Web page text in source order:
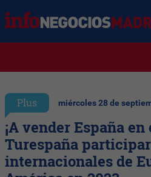
Plus miércoles 28 de
¡A vender España
Turespaña
internacionales de